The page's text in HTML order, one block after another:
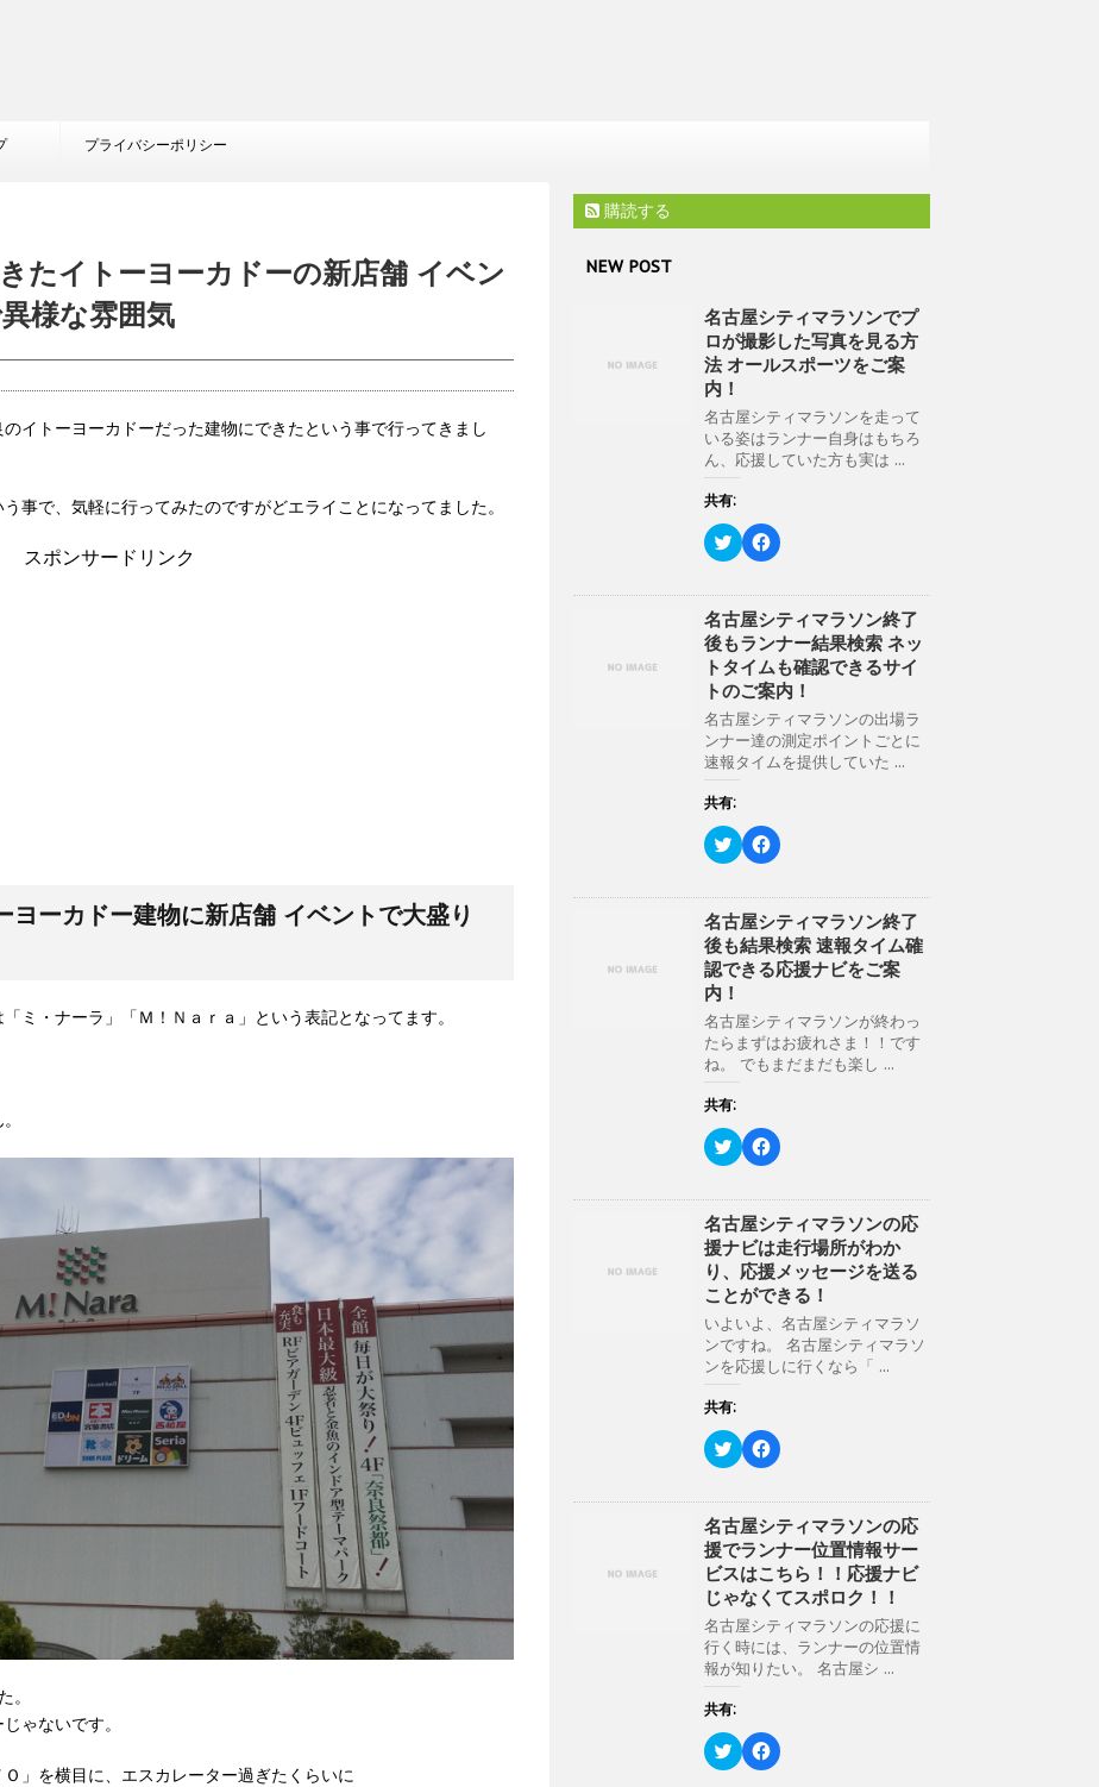
プライバシーポリシー
たイトーヨーカドーの新店舗 イベン
様な雰囲気
イトーヨーカドーだった建物にできたという事で行ってきまし
事で、気軽に行ってみたのですがどエライことになってました。
スポンサードリンク
ヨーカドー建物に新店舗 イベントで大盛り
ミ・ナーラ」「Ｍ！Ｎａｒａ」という表記となってます。
。
ゃないです。
」を横目に、エスカレーター過ぎたくらいに
購読する
NEW POST
名古屋シティマラソンでプ
ロが撮影した写真を見る方
法 オールスポーツをご案
内！
名古屋シティマラソンを走って
いる姿はランナー自身はもちろ
ん、応援していた方も実は ...
共有:
ク
リ
し
て
T
w
i
t
t
e
r
で
共
有
新
い
ウ
ィ
ド
ウ
で
開
き
ま
F
a
b
o
o
k
で
共
有
す
る
に
は
ク
し
て
く
さ
い
(
新
し
い
ン
ド
ウ
で
す
)
名古屋シティマラソン終了
後もランナー結果検索 ネッ
トタイムも確認できるサイ
トのご案内！
名古屋シティマラソンの出場ラ
ンナー達の測定ポイントごとに
速報タイムを提供していた ...
共有:
ク
リ
し
て
T
w
i
t
e
r
で
共
有
新
い
ウ
ィ
ド
ウ
で
開
き
ま
す
)
F
a
b
o
o
k
で
共
す
る
に
は
ク
し
て
く
さ
い
(
新
し
い
ウ
ィ
ン
ド
ウ
で
す
)
名古屋シティマラソン終了
後も結果検索 速報タイム確
認できる応援ナビをご案
内！
名古屋シティマラソンが終わっ
たらまずはお疲れさま！！です
ね。 でもまだまだも楽し ...
共有:
ク
リ
し
て
T
w
t
t
r
で
共
有
新
い
ウ
ィ
ド
ウ
で
開
き
ま
す
)
F
a
b
o
o
k
で
共
有
す
る
に
は
ク
し
て
く
さ
い
(
新
し
い
ウ
ィ
ン
ド
ウ
で
す
)
名古屋シティマラソンの応
援ナビは走行場所がわか
り、応援メッセージを送る
ことができる！
いよいよ、名古屋シティマラソ
ンですね。 名古屋シティマラソ
ンを応援しに行くなら「 ...
共有:
ク
リ
し
て
T
w
i
t
t
e
r
で
共
有
新
い
ウ
ィ
F
a
b
o
o
k
で
共
有
す
る
に
は
ク
し
て
く
名古屋シティマラソンの応
援でランナー位置情報サー
ビスはこちら！！応援ナビ
じゃなくてスポロク！！
名古屋シティマラソンの応援に
行く時には、ランナーの位置情
報が知りたい。 名古屋シ ...
共有:
ク
リ
F
a